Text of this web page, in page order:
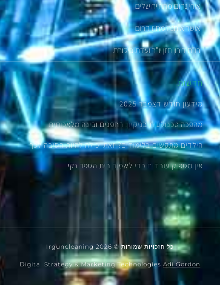
אורי נחום מחוז ירושלים
אושר אוחנה מחוז דרום
רו"ח דורון חזן יו"ר ועדת ביקורת
חדשות
מידעון חודש דצמבר 2025
מהפכה טכנולוגית בניקיון: רחפנים ובינה מלאכותית
הילדים מתקשים בלימודים? זאת יכולה להיות הסיבה לכך
אין מספיק עובדים כדי לשמור בית הספר נקי
כל הזכויות שמורות © 2026 Irguncleaning
Digital Strategy & Marketing Technologies Adi Gordon